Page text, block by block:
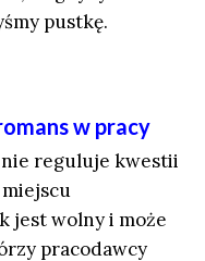
pustkę.
w pracy
nie reguluje kwestii
jest wolny i może
pracodawcy